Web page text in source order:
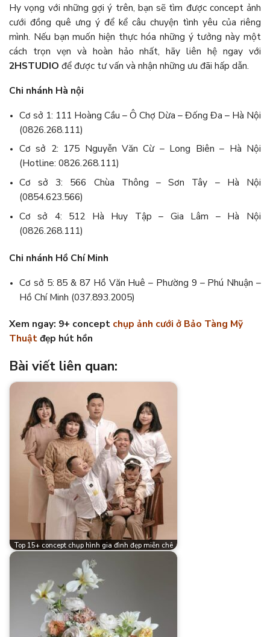
Hy vọng với những gợi ý trên, bạn sẽ tìm được concept ảnh
cưới đồng quê ưng ý để kể câu chuyện tình yêu của riêng
mình. Nếu bạn muốn hiện thực hóa những ý tưởng này một
cách trọn vẹn và hoàn hảo nhất, hãy liên hệ ngay với
2HSTUDIO để được tư vấn và nhận những ưu đãi hấp dẫn.
Chi nhánh Hà nội
Cơ sở 1: 111 Hoàng Cầu – Ô Chợ Dừa – Đống Đa – Hà Nội
(0826.268.111)
Cơ sở 2: 175 Nguyễn Văn Cừ – Long Biên – Hà Nội
(Hotline: 0826.268.111)
Cơ sở 3: 566 Chùa Thông – Sơn Tây – Hà Nội
(0854.623.566)
Cơ sở 4: 512 Hà Huy Tập – Gia Lâm – Hà Nội
(0826.268.111)
Chi nhánh Hồ Chí Minh
Cơ sở 5: 85 & 87 Hồ Văn Huê – Phường 9 – Phú Nhuận –
Hồ Chí Minh (037.893.2005)
Xem ngay: 9+ concept chụp ảnh cưới ở Bảo Tàng Mỹ
Thuậtđẹp hút hồn
Bài viết liên quan:
Top 15+ concept chụp hình gia đình đẹp miễn chê